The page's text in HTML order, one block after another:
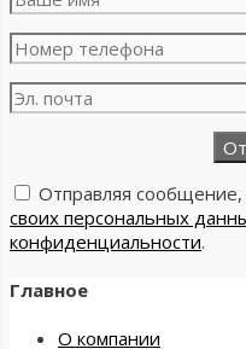
Отправляя
своих персональных
конфиденциальности.
Главное
О компании